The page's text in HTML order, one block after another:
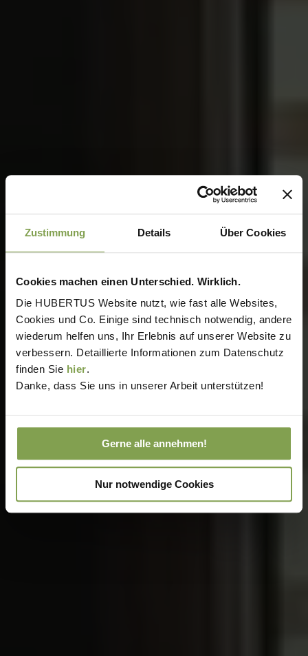
Zustimmung Details Über Cookies
Cookies machen einen Unterschied. Wirklich.
Die HUBERTUS Website nutzt, wie fast alle Websites,
Cookies und Co. Einige sind technisch notwendig, andere
wiederum helfen uns, Ihr Erlebnis auf unserer Website zu
verbessern. Detaillierte Informationen zum Datenschutz
finden Sie hier.
Danke, dass Sie uns in unserer Arbeit unterstützen!
Gerne alle annehmen!
Nur notwendige Cookies